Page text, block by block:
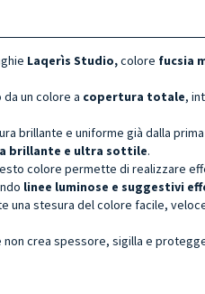
Laqerìs Studio,colore fucsia
un colore a copertura totale,
brillante e uniforme già dalla
brillante e ultra sottile.
colore permette di realizzare
linee luminose e suggestivi
una stesura del colore facile,
crea spessore, sigilla e